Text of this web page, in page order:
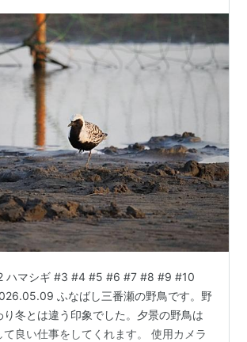
ハマシギ #3 #4 #5 #6 #7 #8 #9 #10
ふなばし三番瀬の野鳥です。野
り冬とは違う印象でした。夕景の野鳥は
良い仕事をしてくれます。 使用カメラ